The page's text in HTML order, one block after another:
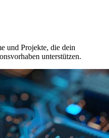
und Projekte, die dein
unterstützen.